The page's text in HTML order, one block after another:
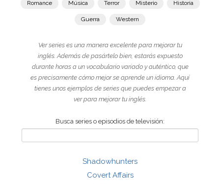
Romance Música Terror Misterio Historia
Guerra Western
Ver series es una manera excelente para mejorar tu
inglés. Además de pasártelo bien, estarás expuesto
durante horas a un vocabulario variado y auténtico, que
es precisamente cómo mejor se aprende un idioma. Aquí
tienes unos ejemplos de series que puedes empezar a
ver para mejorar tu inglés.
Busca series o episodios de televisión:
Shadowhunters
Covert Affairs